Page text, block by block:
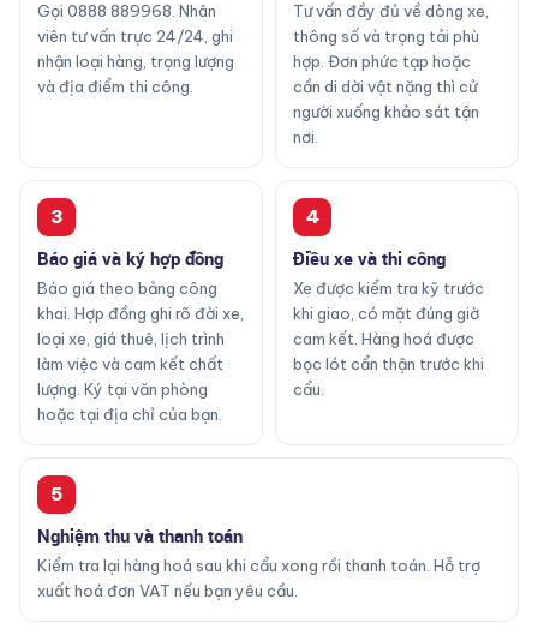
Gọi 0888 889968. Nhân
viên tư vấn trực 24/24, ghi
nhận loại hàng, trọng lượng
và địa điểm thi công.
Tư vấn đầy đủ về dòng xe,
thông số và trọng tải phù
hợp. Đơn phức tạp hoặc
cần di dời vật nặng thì cử
người xuống khảo sát tận
nơi.
3
Báo giá và ký hợp đồng
Báo giá theo bảng công
khai. Hợp đồng ghi rõ đời xe,
loại xe, giá thuê, lịch trình
làm việc và cam kết chất
lượng. Ký tại văn phòng
hoặc tại địa chỉ của bạn.
4
Điều xe và thi công
Xe được kiểm tra kỹ trước
khi giao, có mặt đúng giờ
cam kết. Hàng hoá được
bọc lót cẩn thận trước khi
cẩu.
5
Nghiệm thu và thanh toán
Kiểm tra lại hàng hoá sau khi cẩu xong rồi thanh toán. Hỗ trợ
xuất hoá đơn VAT nếu bạn yêu cầu.